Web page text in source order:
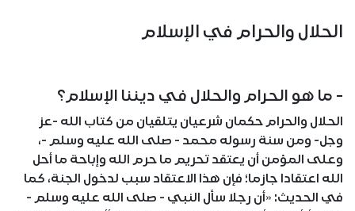
الحلال والحرام في الإسلام
- ما هو الحرام والحلال في ديننا الإسلام؟
الحلال والحرام حكمان شرعيان يتلقيان من كتاب الله -عز
وجل- ومن سنة رسوله محمد - صلى الله عليه وسلم -،
وعلى المؤمن أن يعتقد تحريم ما حرم الله وإباحة ما أحل
الله اعتقادا جازما؛ فإن هذا الاعتقاد سبب لدخول الجنة، كما
في الحديث: «أن رجلا سأل النبي - صلى الله عليه وسلم -